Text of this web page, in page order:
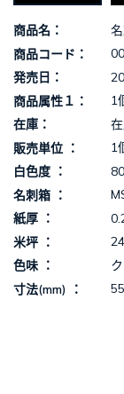
商品名
商品コード
発売日
商品属性１
1
在庫
販売単位
1
白色度
名刺箱
紙厚
米坪
色味
寸法(mm)